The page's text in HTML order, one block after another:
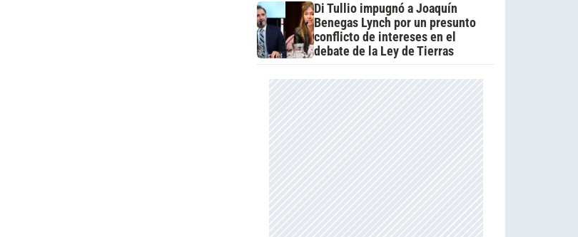
Di Tullio impugnó a Joaquín
Benegas Lynch por un presunto
conflicto de intereses en el
debate de la Ley de Tierras